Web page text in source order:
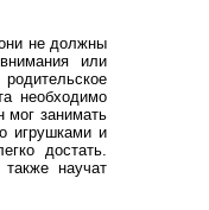
не должны
или
необходимо
мог занимать
игрушками и
достать.
научат